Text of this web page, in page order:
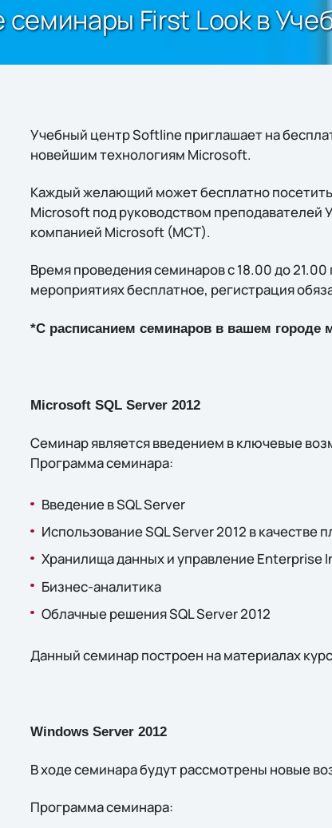
семинары First Look в
Учебный центр Softline приглашает на
новейшим технологиям Microsoft.
Каждый желающий может бесплатно
Microsoft под руководством
компанией Microsoft (MCT).
Время проведения семинаров с 18.00 до
мероприятиях бесплатное, регистрация
*С расписанием семинаров в вашем городе
Microsoft SQL Server 2012
Семинар является введением в ключевые
Программа семинара:
Введение в SQL Server
Использование SQL Server 2012 в
Хранилища данных и управление Enterprise
Бизнес-аналитика
Облачные решения SQL Server 2012
Данный семинар построен на материалах
Windows Server 2012
В ходе семинара будут рассмотрены новые
Программа семинара: